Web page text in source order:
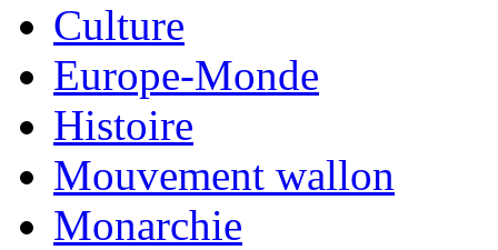
Culture
Europe-Monde
Histoire
Mouvement wallon
Monarchie